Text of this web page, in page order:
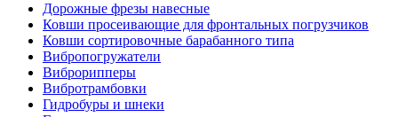
Дорожные фрезы навесные
Ковши просеивающие для фронтальных погрузчиков
Ковши сортировочные барабанного типа
Вибропогружатели
Виброрипперы
Вибротрамбовки
Гидробуры и шнеки